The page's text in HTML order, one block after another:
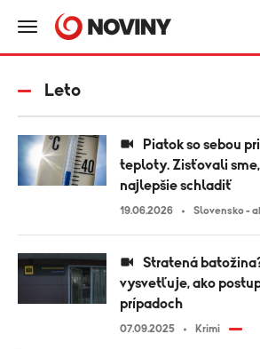
Leto
teploty. Zisťovali sme,
najlepšie schladiť
19.06.2026 Slovensko -
vysvetľuje, ako
prípadoch
07.09.2025 Krimi